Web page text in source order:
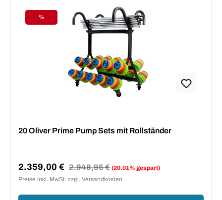
Rabatt
%
20 Oliver Prime Pump Sets mit Rollständer
Verkaufspreis:
2.359,00 € Regulärer Preis:
2.948,95 € (20.01% gespart)
Preise inkl. MwSt. zzgl. Versandkosten